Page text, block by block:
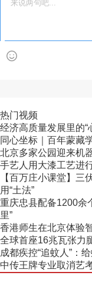
热门视频
经济高质量发展里的“
同心坐标｜百年蒙藏
北京多家公园迎来机
手艺人用大漆工艺进
【百万庄小课堂】三
用“土法”
重庆忠县配备1200余
里”
香港师生在北京体验
全球首座16兆瓦张力
成都疾控“追蚊人”：
中传王牌专业取消艺